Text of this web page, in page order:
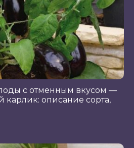
с отменным вкусом —
карлик: описание сорта,